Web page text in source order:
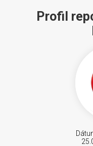
Profil